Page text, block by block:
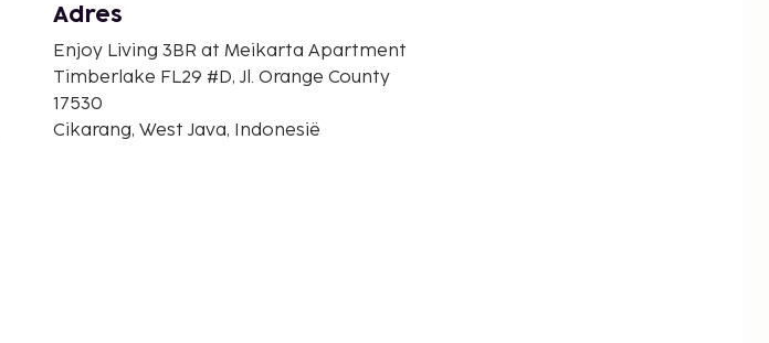
Adres
Enjoy Living 3BR at Meikarta Apartment
Timberlake FL29 #D, Jl. Orange County
17530
Cikarang, West Java, Indonesië